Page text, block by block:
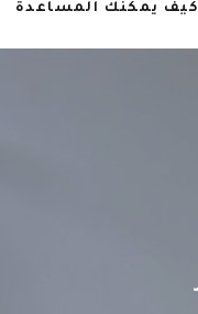
كيف يمكنك المساعدة